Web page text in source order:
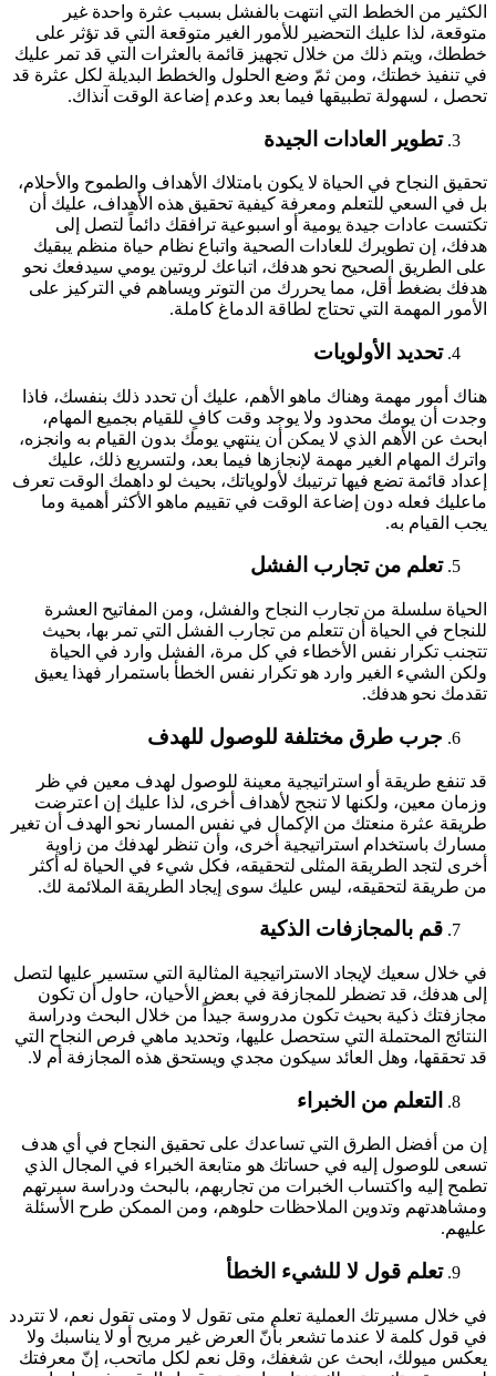
الكثير من الخطط التي انتهت بالفشل بسبب عثرة واحدة غير
متوقعة، لذا عليك التحضير للأمور الغير متوقعة التي قد تؤثر على
خططك، ويتم ذلك من خلال تجهيز قائمة بالعثرات التي قد تمر عليك
في تنفيذ خطتك، ومن ثمّ وضع الحلول والخطط البديلة لكل عثرة قد
تحصل ، لسهولة تطبيقها فيما بعد وعدم إضاعة الوقت آنذاك.
تطوير العادات الجيدة
تحقيق النجاح في الحياة لا يكون بامتلاك الأهداف والطموح والأحلام،
بل في السعي للتعلم ومعرفة كيفية تحقيق هذه الأهداف، عليك أن
تكتست عادات جيدة يومية أو اسبوعية ترافقك دائماً لتصل إلى
هدفك، إن تطويرك للعادات الصحية واتباع نظام حياة منظم يبقيك
على الطريق الصحيح نحو هدفك، اتباعك لروتين يومي سيدفعك نحو
هدفك بضغط أقل، مما يحررك من التوتر ويساهم في التركيز على
الأمور المهمة التي تحتاج لطاقة الدماغ كاملة.
تحديد الأولويات
هناك أمور مهمة وهناك ماهو الأهم، عليك أن تحدد ذلك بنفسك، فاذا
وجدت أن يومك محدود ولا يوجد وقت كافٍ للقيام بجميع المهام،
ابحث عن الأهم الذي لا يمكن أن ينتهي يومك بدون القيام به وانجزه،
واترك المهام الغير مهمة لإنجازها فيما بعد، ولتسريع ذلك، عليك
إعداد قائمة تضع فيها ترتيبك لأولوياتك، بحيث لو داهمك الوقت تعرف
ماعليك فعله دون إضاعة الوقت في تقييم ماهو الأكثر أهمية وما
يجب القيام به.
تعلم من تجارب الفشل
الحياة سلسلة من تجارب النجاح والفشل، ومن المفاتيح العشرة
للنجاح في الحياة أن تتعلم من تجارب الفشل التي تمر بها، بحيث
تتجنب تكرار نفس الأخطاء في كل مرة، الفشل وارد في الحياة
ولكن الشيء الغير وارد هو تكرار نفس الخطأ باستمرار فهذا يعيق
تقدمك نحو هدفك.
جرب طرق مختلفة للوصول للهدف
قد تنفع طريقة أو استراتيجية معينة للوصول لهدف معين في ظر
وزمان معين، ولكنها لا تنجح لأهداف أخرى، لذا عليك إن اعترضت
طريقة عثرة منعتك من الإكمال في نفس المسار نحو الهدف أن تغير
مسارك باستخدام استراتيجية أخرى، وأن تنظر لهدفك من زاوية
أخرى لتجد الطريقة المثلى لتحقيقه، فكل شيء في الحياة له أكثر
من طريقة لتحقيقه، ليس عليك سوى إيجاد الطريقة الملائمة لك.
قم بالمجازفات الذكية
في خلال سعيك لإيجاد الاستراتيجية المثالية التي ستسير عليها لتصل
إلى هدفك، قد تضطر للمجازفة في بعض الأحيان، حاول أن تكون
مجازفتك ذكية بحيث تكون مدروسة جيداً من خلال البحث ودراسة
النتائج المحتملة التي ستحصل عليها، وتحديد ماهي فرص النجاح التي
قد تحققها، وهل العائد سيكون مجدي ويستحق هذه المجازفة أم لا.
التعلم من الخبراء
إن من أفضل الطرق التي تساعدك على تحقيق النجاح في أي هدف
تسعى للوصول إليه في حساتك هو متابعة الخبراء في المجال الذي
تطمح إليه واكتساب الخبرات من تجاربهم، بالبحث ودراسة سيرتهم
ومشاهدتهم وتدوين الملاحظات حلوهم، ومن الممكن طرح الأسئلة
عليهم.
تعلم قول لا للشيء الخطأ
في خلال مسيرتك العملية تعلم متى تقول لا ومتى تقول نعم، لا تتردد
في قول كلمة لا عندما تشعر بأنّ العرض غير مريح أو لا يناسبك ولا
يعكس ميولك، ابحث عن شغفك، وقل نعم لكل ماتحب، إنّ معرفتك